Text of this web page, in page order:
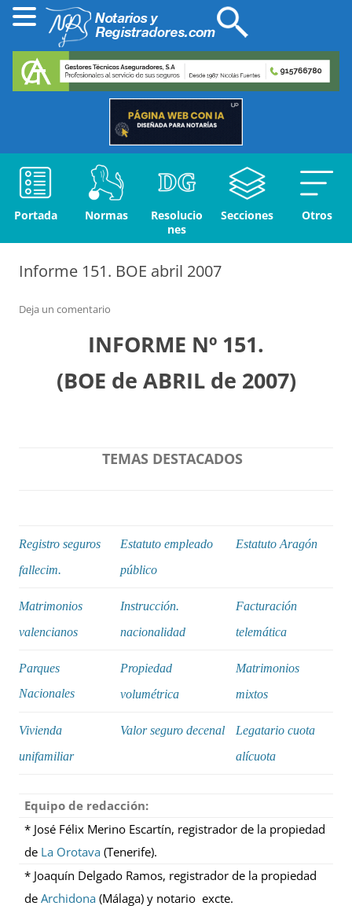
Portada Normas
Resolucio
nes
Secciones Otros
Informe 151. BOE abril 2007
Deja un comentario
INFORME Nº 151.
(BOE de ABRIL de 2007)
TEMAS DESTACADOS
Registro seguros
fallecim.
Estatuto empleado
público
Estatuto Aragón
Matrimonios
valencianos
Instrucción.
nacionalidad
Facturación
telemática
Parques
Nacionales
Propiedad
volumétrica
Matrimonios
mixtos
Vivienda
unifamiliar
Valor seguro decenal
Legatario cuota
alícuota
Equipo de redacción:
* José Félix Merino Escartín, registrador de la propiedad
de La Orotava (Tenerife).
* Joaquín Delgado Ramos, registrador de la propiedad
deArchidona (Málaga) y notario excte.